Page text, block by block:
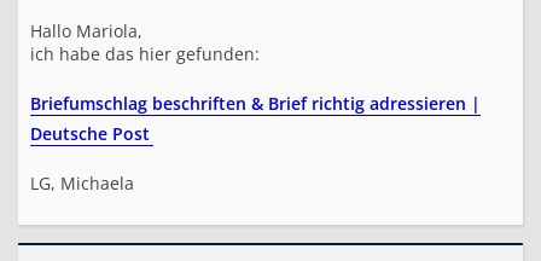
Hallo Mariola,
ich habe das hier gefunden:
Briefumschlag beschriften & Brief richtig adressieren |
Deutsche Post
LG, Michaela